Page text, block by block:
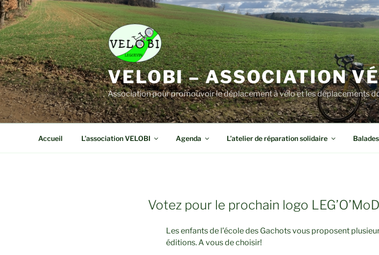
Aller
au
contenu
principal
VELOBI – ASSOCIATION
Association pour promouvoir le déplacement à vélo et les déplacements
Accueil L’association VELOBI Agenda L’atelier de réparation solidaire
Votez pour le prochain logo LEG’O’MoD
Les enfants de l’école des Gachots vous proposent
éditions. A vous de choisir!